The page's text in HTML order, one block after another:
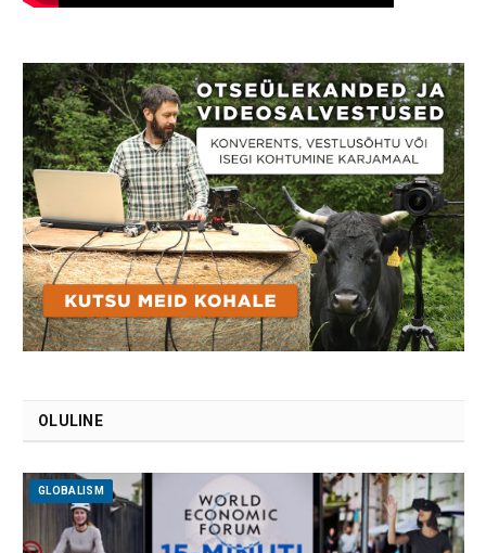
OLULINE
GLOBALISM